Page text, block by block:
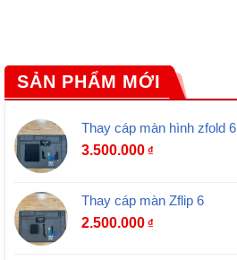
SẢN PHẨM MỚI
Thay cáp màn hình zfold 6
3.500.000 ₫
Thay cáp màn Zflip 6
2.500.000 ₫